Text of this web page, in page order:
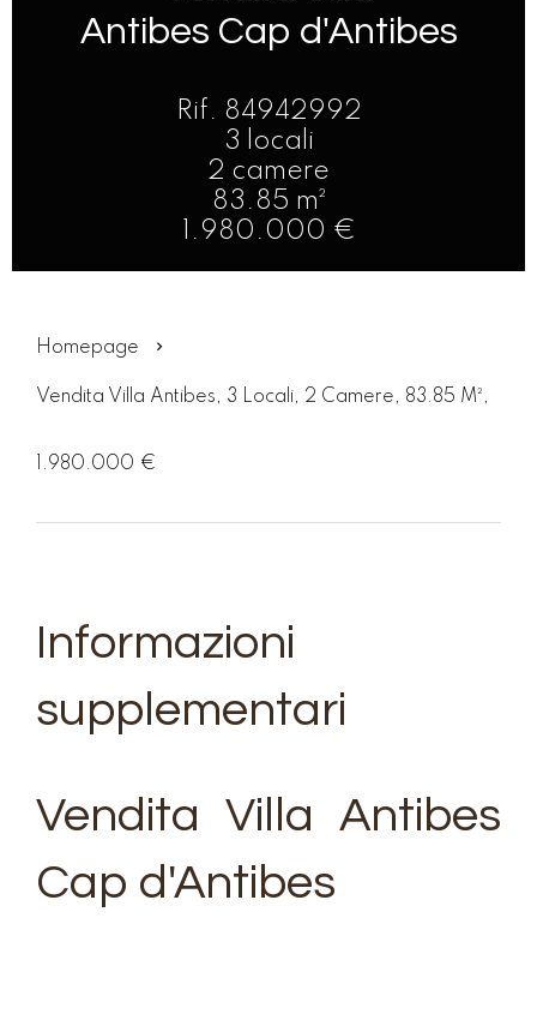
Antibes Cap d'Antibes
Rif. 84942992
3 locali
2 camere
83.85 m²
1.980.000 €
Homepage
Vendita Villa Antibes, 3 Locali, 2 Camere, 83.85 M²,
1.980.000 €
Informazioni
supplementari
Vendita Villa Antibes
Cap d'Antibes